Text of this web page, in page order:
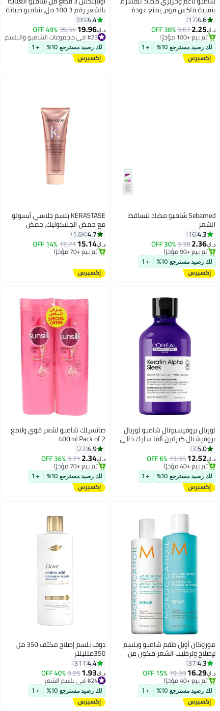
بتقنية ماكس فوم، يمنع عودة
القشرة، ويمنح الشعر نعومة من
الجذور إلى الأطراف، مثبت سريريًا
4.6
17
د.ك‏2.25
3.67
38% OFF
تم بيع +100 مؤخرًا
تم بيع +100 مؤخرًا
لك رصيد مسترجع 10% + 1
بالشعر رقم 3 100 مل، شامبو صيانة
بوند رقم 5
4.4
89
د.ك‏19.96
39.54
49% OFF
#23 في مجموعات الشامبو والبلسم
#23 في مجموعات الشامبو والبلسم
لك رصيد مسترجع 10% + 1
Sebamed شامبو مضاد لتساقط
الشعر
4.3
16
د.ك‏2.36
3.38
30% OFF
تم بيع +90 مؤخرًا
تم بيع +90 مؤخرًا
لك رصيد مسترجع 10% + 1
KERASTASE بلسم جلاسي أبسولو
مع حمض الجليكوليك، حمض
الهيالورونيك والورد البري في الزيت
250 مل
4.7
1.6K
د.ك‏15.14
17.71
14% OFF
#8 في بلسم الشعر
أقل سعر في 7 يوم
تم بيع +70 مؤخرًا
#8 في بلسم الشعر
لوريال بروفيسيونال شامبو لوريال
بروفيشنال كيراتين ألفا سليك خالي
من الكبريتات 300 مل
5.0
3
د.ك‏12.52
13.35
6% OFF
تم بيع +40 مؤخرًا
تم بيع +40 مؤخرًا
لك رصيد مسترجع 10% + 1
صانسيلك شامبو لشعر قوي ولامع
400ml Pack of 2
4.9
22
د.ك‏2.34
3.71
36% OFF
تم بيع +70 مؤخرًا
تم بيع +70 مؤخرًا
لك رصيد مسترجع 10% + 1
موروكان أويل طقم شامبو وبلسم
لإصلاح وترطيب الشعر مكون من
قطعتين 250x2ملليلتر
4.3
37
د.ك‏16.29
19.39
15% OFF
#9 في مجموعات الشامبو والبلسم
أقل سعر في 30 يوم
تم بيع +40 مؤخرًا
#9 في مجموعات الشامبو والبلسم
لك رصيد مسترجع 10% + 1
دوف بلسم إصلاح مكثف 350 مل
350ملليلتر
4.4
311
د.ك‏1.93
3.25
40% OFF #24 في بلسم الشعر
تم بيع +160 مؤخرًا
#24 في بلسم الشعر
لك رصيد مسترجع 10% + 1